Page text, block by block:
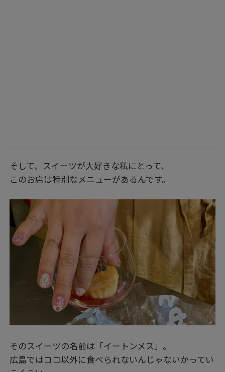
そして、スイーツが大好きな私にとって、
このお店は特別なメニューがあるんです。
そのスイーツの名前は「イートンメス」。
広島ではココ以外に食べられないんじゃないかってい